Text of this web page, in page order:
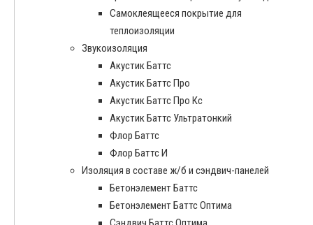
Самоклеящееся покрытие для
теплоизоляции
Звукоизоляция
Акустик Баттс
Акустик Баттс Про
Акустик Баттс Про Кс
Акустик Баттс Ультратонкий
Флор Баттс
Флор Баттс И
Изоляция в составе ж/б и сэндвич-панелей
Бетонэлемент Баттс
Бетонэлемент Баттс Оптима